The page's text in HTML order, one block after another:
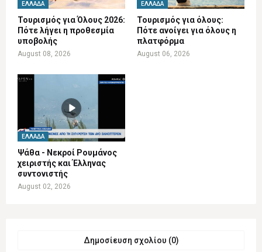
ΕΛΛΆΔΑ
Τουρισμός για Όλους 2026:
Πότε λήγει η προθεσμία
υποβολής
August 08, 2026
ΕΛΛΆΔΑ
Τουρισμός για όλους:
Πότε ανοίγει για όλους η
πλατφόρμα
August 06, 2026
ΕΛΛΆΔΑ
Ψάθα - Νεκροί Ρουμάνος
χειριστής και Έλληνας
συντονιστής
August 02, 2026
Δημοσίευση σχολίου (0)